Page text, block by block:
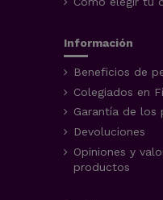
Información
Beneficios de
Colegiados en
Garantía de los
Devoluciones
Opiniones y
productos